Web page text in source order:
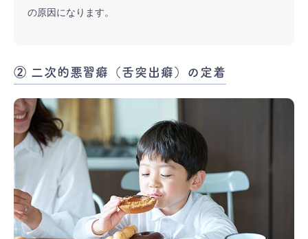
の原因になります。
② 二次的悪習癖（舌突出癖）の定着